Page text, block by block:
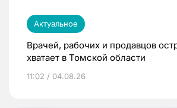
Актуальное
Врачей, рабочих и продавцов
хватает в Томской области
11:02 / 04.08.26